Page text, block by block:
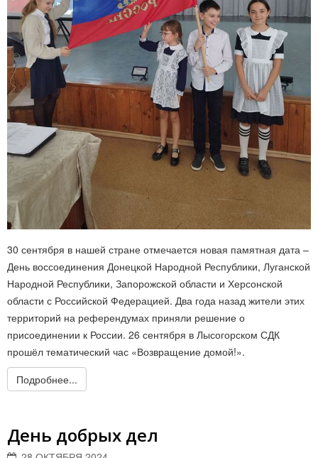
30 сентября в нашей стране отмечается новая памятная дата –
День воссоединения Донецкой Народной Республики, Луганской
Народной Республики, Запорожской области и Херсонской
области с Российской Федерацией. Два года назад жители этих
территорий на референдумах приняли решение о
присоединении к России. 26 сентября в Лысогорском СДК
прошёл тематический час «Возвращение домой!».
Подробнее...
День добрых дел